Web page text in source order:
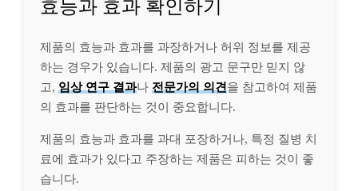
효능과 효과 확인하기
제품의 효능과 효과를 과장하거나 허위 정보를 제공
하는 경우가 있습니다. 제품의 광고 문구만 믿지 않
고, 임상 연구 결과나 전문가의 의견 을 참고하여 제품
의 효과를 판단하는 것이 중요합니다.
제품의 효능과 효과를 과대 포장하거나, 특정 질병 치
료에 효과가 있다고 주장하는 제품은 피하는 것이 좋
습니다.